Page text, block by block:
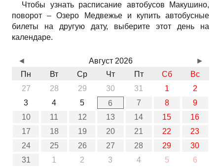
Чтобы узнать расписание автобусов Макушино,
поворот – Озеро Медвежье и купить автобусные
билеты на другую дату, выберите этот день на
календаре.
Август 2026
Пн
Вт Ср Чт Пт Сб
Вс
27
28 29 30 31 1
2
3
4 5 6 7 8
9
10
11 12 13 14 15
16
17
18 19 20 21 22
23
24
25 26 27 28 29
30
31
1 2 3 4 5 6
◄ ►